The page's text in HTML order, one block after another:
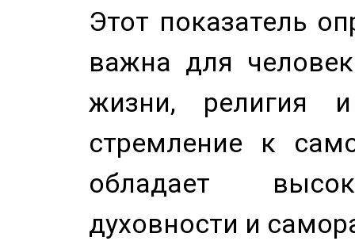
Этот показатель
важна для
жизни, религия
стремление к
обладает
духовности и